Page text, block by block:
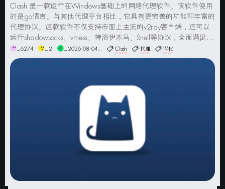
Clash 是一款运行在Windows基础上的网络代理软件。该软件使用
的是go语言。与其他代理平台相比，它具有更完善的功能和丰富的
代理协议。这款软件不仅支持市面上主流的v2ray客户端，还可以
运行shadowsocks、vmess、特洛伊木马、Snell等协议，全面满足用
户的代理需求，让您可以畅通无阻地上网。同时，本软件的整体界
面清新简洁，提供了亮...
_6274 _2 _2026-08-04... Clash 代理 汉化